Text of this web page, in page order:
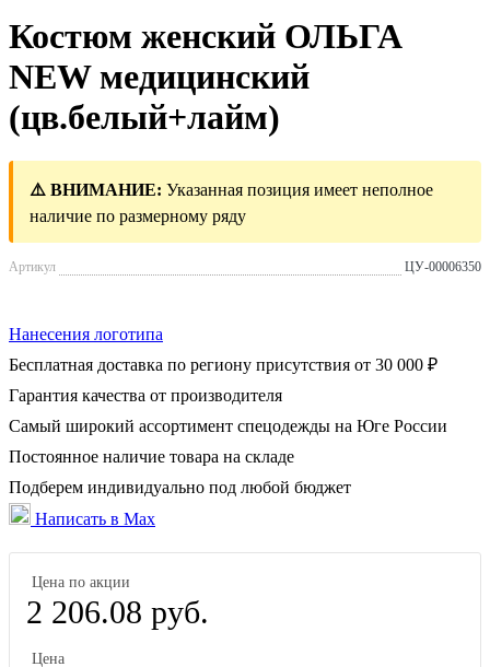
Костюм женский ОЛЬГА
NEW медицинский
(цв.белый+лайм)
⚠️ ВНИМАНИЕ: Указанная позиция имеет неполное
наличие по размерному ряду
Артикул ЦУ-00006350
Нанесения логотипа
Бесплатная доставка по региону присутствия от 30 000 ₽
Гарантия качества от производителя
Самый широкий ассортимент спецодежды на Юге России
Постоянное наличие товара на складе
Подберем индивидуально под любой бюджет
Написать в Max
Цена по акции
2 206.08 руб.
Цена